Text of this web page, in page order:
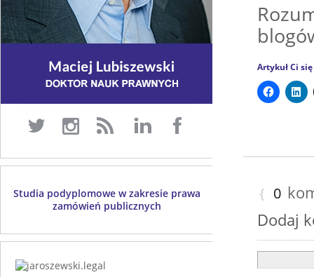
Artykuł Ci
{ 0
Dodaj
Studia podyplomowe w zakresie prawa
zamówień publicznych